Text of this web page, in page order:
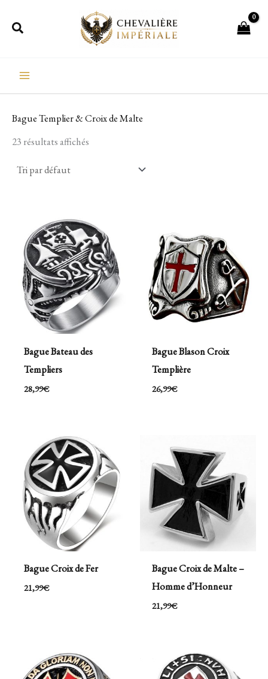
Rechercher
Bague Templier & Croix de Malte
23 résultats affichés
Bague Bateau des
Templiers
28,99€
Bague Blason Croix
Templière
26,99€
Bague Croix de Fer
21,99€
Bague Croix de Malte –
Homme d’Honneur
21,99€